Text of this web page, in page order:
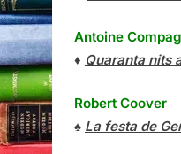
Antoine
♦ Quaranta nits
Robert Coover
♠ La festa de